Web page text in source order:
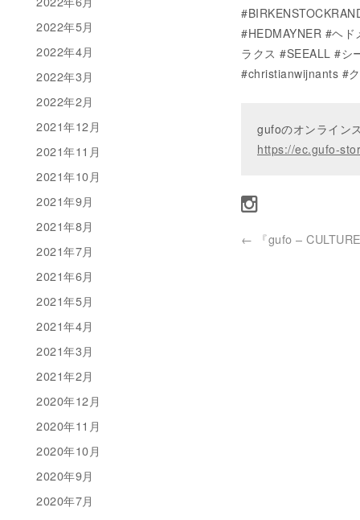
#HEDMAYNER #ヘ
ラクス #SEEALL #
#christianwijnants #
gufoのオンライン
https://ec.gufo-
← 『gufo –
2022年5月
2022年4月
2022年3月
2022年2月
2021年12月
2021年11月
2021年10月
2021年9月
2021年8月
2021年7月
2021年6月
2021年5月
2021年4月
2021年3月
2021年2月
2020年12月
2020年11月
2020年10月
2020年9月
2020年7月